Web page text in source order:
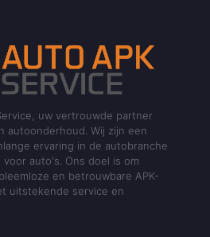
uw vertrouwde partner
autoonderhoud. Wij zijn een
ervaring in de autobranche
auto's. Ons doel is om
en betrouwbare APK-
uitstekende service en